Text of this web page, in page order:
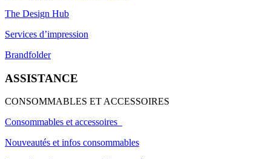
The Design Hub
Services d’impression
Brandfolder
ASSISTANCE
CONSOMMABLES ET ACCESSOIRES
Consommables et accessoires
Nouveautés et infos consommables